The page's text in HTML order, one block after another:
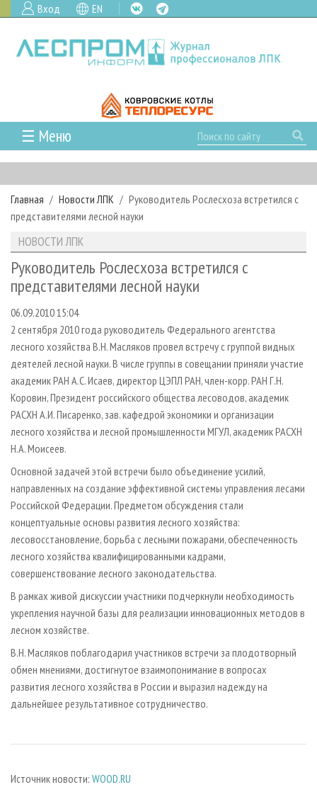
Вход EN
☰ Меню
ГЛАВНАЯ
РУБРИКИ И ТЕМЫ
РУБРИКИ ЖУРНАЛА
ЛЕСОЗАГОТОВКА
ЛЕСОПИЛЕНИЕ
СУШКА ДРЕВЕСИНЫ
ПРОИЗВОДСТВО ДРЕВЕСНЫХ ПЛИТ
ДЕРЕВЯННОЕ ДОМОСТРОЕНИЕ
ПРОИЗВОДСТВО МЕБЕЛИ
БИОЭНЕРГЕТИКА
ЦБП
ИНСТРУМЕНТ И МАТЕРИАЛЫ
НОВОСТИ
НОВОСТИ ЛПК
НОВОСТИ ЖУРНАЛА
ПРОЕКТЫ ЛПИ
АНАЛИТИКА
ПРЕДПРИЯТИЯ ЛПК
ПЕРСОНЫ
МОБИЛЬНЫЕ ВЫСТАВКИ
ОФИЦИАЛЬНЫЕ ДЕЛЕГАЦИИ
ПРИОРИТЕТНЫЕ ИНВЕСТПРОЕКТЫ
RUSSIAN FORESTRY REVIEW
ГАЗЕТА ЛЕСПРОМФОРУМ
БИБЛИОТЕКА СПЕЦИАЛИСТА
АРХИВ ЖУРНАЛОВ
О ЖУРНАЛЕ
ПОДПИСКА
КОНТАКТЫ
РЕКЛАМОДАТЕЛЯМ
РЕКЛАМА
РЕКЛАМА НА САЙТЕ
Главная Новости ЛПК
Руководитель Рослесхоза встретился с
представителями лесной науки
НОВОСТИ ЛПК
Руководитель Рослесхоза встретился с
представителями лесной науки
06.09.2010 15:04
2 сентября 2010 года руководитель Федерального агентства
лесного хозяйства В.Н. Масляков провел встречу с группой видных
деятелей лесной науки. В числе группы в совещании приняли участие
академик РАН А.С. Исаев, директор ЦЭПЛ РАН, член-корр. РАН Г.Н.
Коровин, Президент российского общества лесоводов, академик
РАСХН А.И. Писаренко, зав. кафедрой экономики и организации
лесного хозяйства и лесной промышленности МГУЛ, академик РАСХН
Н.А. Моисеев.
Основной задачей этой встречи было объединение усилий,
направленных на создание эффективной системы управления лесами
Российской Федерации. Предметом обсуждения стали
концептуальные основы развития лесного хозяйства:
лесовосстановление, борьба с лесными пожарами, обеспеченность
лесного хозяйства квалифицированными кадрами,
совершенствование лесного законодательства.
В рамках живой дискуссии участники подчеркнули необходимость
укрепления научной базы для реализации инновационных методов в
лесном хозяйстве.
В.Н. Масляков поблагодарил участников встречи за плодотворный
обмен мнениями, достигнутое взаимопонимание в вопросах
развития лесного хозяйства в России и выразил надежду на
дальнейшее результативное сотрудничество.
Источник новости: WOOD.RU